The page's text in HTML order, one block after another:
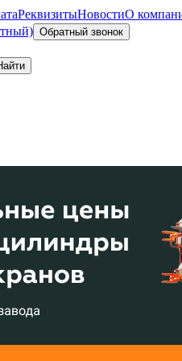
РеквизитыНовостиО
Обратный звонок